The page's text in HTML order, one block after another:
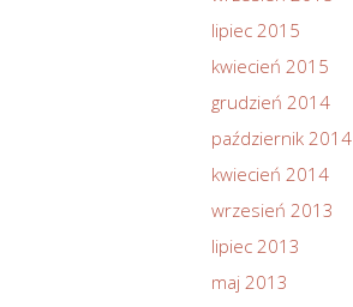
lipiec 2015
kwiecień 2015
grudzień 2014
październik 2014
kwiecień 2014
wrzesień 2013
lipiec 2013
maj 2013